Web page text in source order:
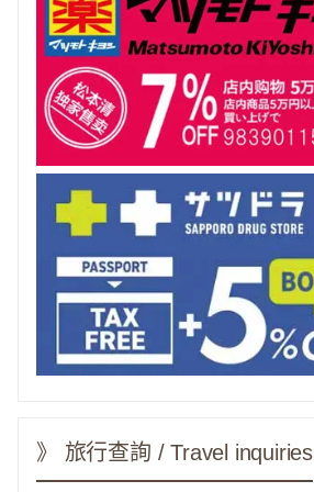
》 旅行查詢 / Travel inquiries